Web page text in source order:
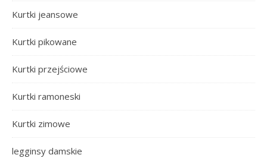
Kurtki jeansowe
Kurtki pikowane
Kurtki przejściowe
Kurtki ramoneski
Kurtki zimowe
legginsy damskie